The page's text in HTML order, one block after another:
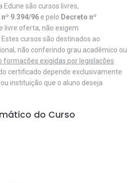
Edune são cursos livres,
nº 9.394/96 e pelo Decreto nº
livre oferta, não exigem
cursos são destinados ao
não conferindo grau acadêmico ou
formações exigidas por legislações
certificado depende exclusivamente
instituição que o aluno deseja
do Curso